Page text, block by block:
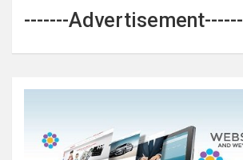
-------Advertisement------